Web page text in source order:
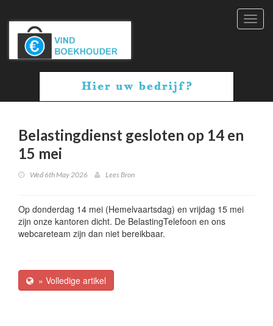
Belastingdienst gesloten op 14 en
15 mei
Wed 6th May 2026 Lees Bron
Op donderdag 14 mei (Hemelvaartsdag) en vrijdag 15 mei
zijn onze kantoren dicht. De BelastingTelefoon en ons
webcareteam zijn dan niet bereikbaar.
» Volledige artikel